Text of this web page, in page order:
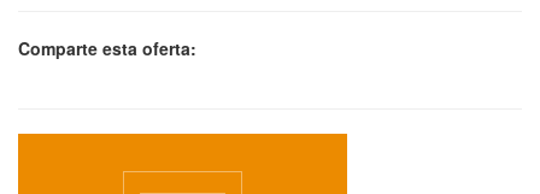
Comparte esta oferta: